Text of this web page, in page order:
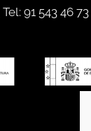
Tel: 91 543 46 73